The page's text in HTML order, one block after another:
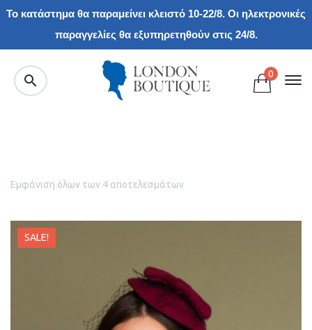
Το κατάστημα θα παραμείνει κλειστό 10-22/8. Οι ηλεκτρονικές
παραγγελίες θα εξυπηρετηθούν στις 24/8.
0
Εμφάνιση όλων των 4 αποτελεσμάτων
SALE!